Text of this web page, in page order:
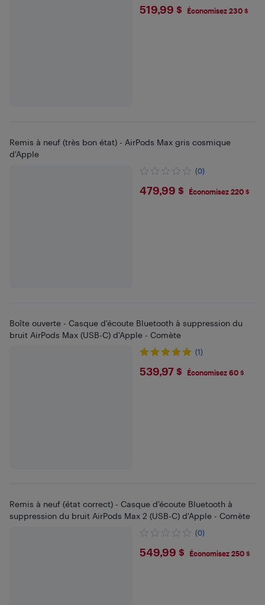
$519.99
519,99 $ Économisez 230 $
Remis à neuf (très bon état) - AirPods Max gris cosmique
d'Apple
(0)
$479.99
479,99 $ Économisez 220 $
Boîte ouverte - Casque d'écoute Bluetooth à suppression du
bruit AirPods Max (USB-C) d'Apple - Comète
(1)
$539.97
539,97 $ Économisez 60 $
Remis à neuf (état correct) - Casque d'écoute Bluetooth à
suppression du bruit AirPods Max 2 (USB-C) d'Apple - Comète
(0)
$549.99
549,99 $ Économisez 250 $